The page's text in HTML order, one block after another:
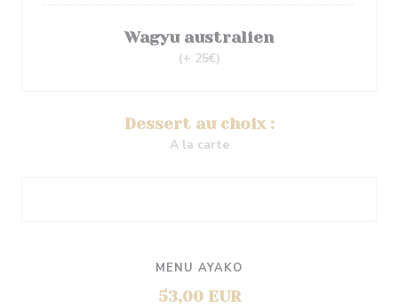
Wagyu australien
(+ 25€)
Dessert au choix :
A la carte
MENU AYAKO
53,00 EUR